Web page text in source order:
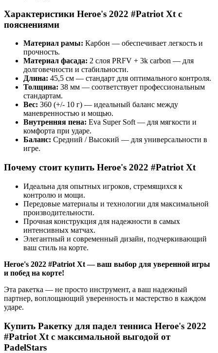
Характеристики Heroe's 2022 #Patriot Xt с
пояснениями
Материал рамы: Карбон — обеспечивает легкость и
прочность.
Материал фасада: 2 слоя PRFV + 3k carbon — для
долговечности и стабильности.
Длина: 45,5 см — стандарт для оптимального контроля.
Толщина: 38 мм — соответствует профессиональным
стандартам.
Вес: 360 (+/- 10 г) — идеальный баланс между
маневренностью и мощью.
Внутренняя пена: Eva Super Soft — для мягкости и
комфорта при ударе.
Баланс: Средний / Высокий — для универсальности в
игре.
Почему стоит купить Heroe's 2022 #Patriot Xt
Идеальна для опытных игроков, стремящихся к
контролю и мощи.
Передовые материалы и технологии для максимальной
производительности.
Прочная конструкция для надежности в самых
интенсивных матчах.
Элегантный и современный дизайн, подчеркивающий
ваш стиль на корте.
Heroe's 2022 #Patriot Xt — ваш выбор для уверенной игры
и побед на корте!
Эта ракетка — не просто инструмент, а ваш надежный
партнер, воплощающий уверенность и мастерство в каждом
ударе.
Купить Ракетку для падел тенниса Heroe's 2022
#Patriot Xt с максимальной выгодой от
PadelStars